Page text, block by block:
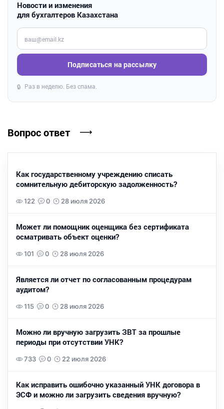
Новости и изменения
для бухгалтеров Казахстана
Введите ваш e-mail
Подписаться на рассылку
🔒 Раз в неделю. Без спама.
Вопрос ответ
Как государственному учреждению списать
сомнительную дебиторскую задолженность?
122 0 28 июля 2026
Может ли помощник оценщика без сертификата
осматривать объект оценки?
101 0 28 июля 2026
Является ли отчет по согласованным процедурам
аудитом?
115 0 28 июля 2026
Можно ли вручную загрузить ЗВТ за прошлые
периоды при отсутствии УНК?
733 0 22 июля 2026
Как исправить ошибочно указанный УНК договора в
ЭСФ и можно ли загрузить сведения вручную?